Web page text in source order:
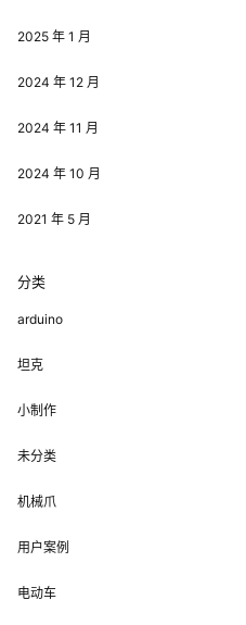
2025 年 1 月
2024 年 12 月
2024 年 11 月
2024 年 10 月
2021 年 5 月
分类
arduino
坦克
小制作
未分类
机械爪
用户案例
电动车